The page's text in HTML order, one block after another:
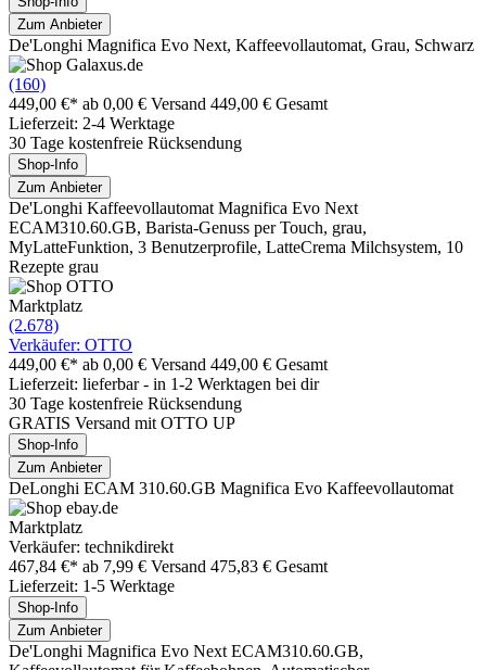
Zum Anbieter
De'Longhi Magnifica Evo Next, Kaffeevollautomat, Grau, Schwarz
(160)
449,00 €* ab 0,00 € Versand 449,00 € Gesamt
Lieferzeit: 2-4 Werktage
30 Tage kostenfreie Rücksendung
Shop-Info
Zum Anbieter
De'Longhi Kaffeevollautomat Magnifica Evo Next
ECAM310.60.GB, Barista-Genuss per Touch, grau,
MyLatteFunktion, 3 Benutzerprofile, LatteCrema Milchsystem, 10
Rezepte grau
Marktplatz
(2.678)
Verkäufer: OTTO
449,00 €* ab 0,00 € Versand 449,00 € Gesamt
Lieferzeit: lieferbar - in 1-2 Werktagen bei dir
30 Tage kostenfreie Rücksendung
GRATIS Versand mit OTTO UP
Shop-Info
Zum Anbieter
DeLonghi ECAM 310.60.GB Magnifica Evo Kaffeevollautomat
Marktplatz
Verkäufer: technikdirekt
467,84 €* ab 7,99 € Versand 475,83 € Gesamt
Lieferzeit: 1-5 Werktage
Shop-Info
Zum Anbieter
De'Longhi Magnifica Evo Next ECAM310.60.GB,